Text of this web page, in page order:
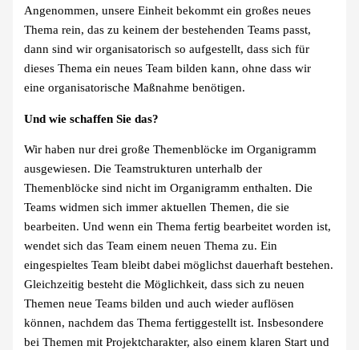
Angenommen, unsere Einheit bekommt ein großes neues
Thema rein, das zu keinem der bestehenden Teams passt,
dann sind wir organisatorisch so aufgestellt, dass sich für
dieses Thema ein neues Team bilden kann, ohne dass wir
eine organisatorische Maßnahme benötigen.
Und wie schaffen Sie das?
Wir haben nur drei große Themenblöcke im Organigramm
ausgewiesen. Die Teamstrukturen unterhalb der
Themenblöcke sind nicht im Organigramm enthalten. Die
Teams widmen sich immer aktuellen Themen, die sie
bearbeiten. Und wenn ein Thema fertig bearbeitet worden ist,
wendet sich das Team einem neuen Thema zu. Ein
eingespieltes Team bleibt dabei möglichst dauerhaft bestehen.
Gleichzeitig besteht die Möglichkeit, dass sich zu neuen
Themen neue Teams bilden und auch wieder auflösen
können, nachdem das Thema fertiggestellt ist. Insbesondere
bei Themen mit Projektcharakter, also einem klaren Start und